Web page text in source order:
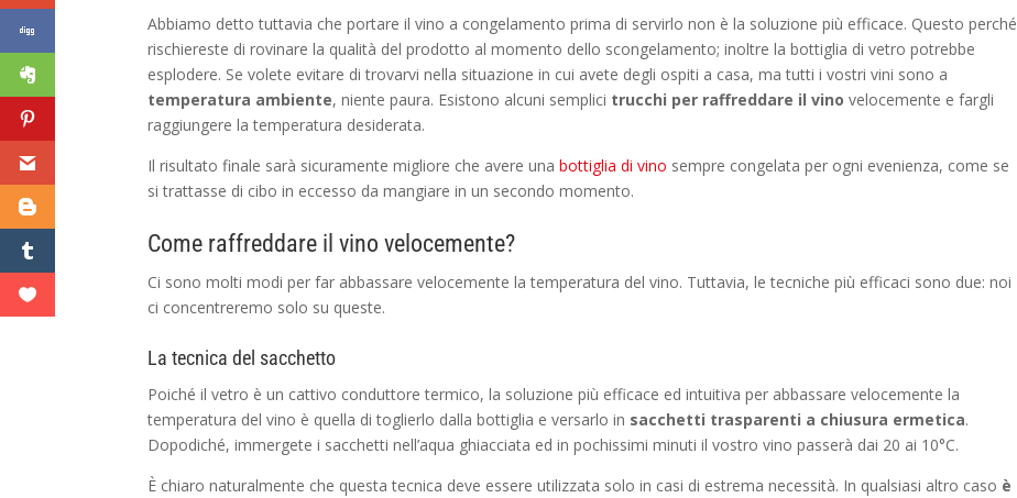
Abbiamo detto tuttavia che portare il vino a congelamento prima di servirlo non è la soluzione più efficace. Questo perché
rischiereste di rovinare la qualità del prodotto al momento dello scongelamento; inoltre la bottiglia di vetro potrebbe
esplodere. Se volete evitare di trovarvi nella situazione in cui avete degli ospiti a casa, ma tutti i vostri vini sono a
temperatura ambiente, niente paura. Esistono alcuni semplici trucchi per raffreddare il vino velocemente e fargli
raggiungere la temperatura desiderata.
Il risultato finale sarà sicuramente migliore che avere unabottiglia di vino sempre congelata per ogni evenienza, come se
si trattasse di cibo in eccesso da mangiare in un secondo momento.
Come raffreddare il vino velocemente?
Ci sono molti modi per far abbassare velocemente la temperatura del vino. Tuttavia, le tecniche più efficaci sono due: noi
ci concentreremo solo su queste.
La tecnica del sacchetto
Poiché il vetro è un cattivo conduttore termico, la soluzione più efficace ed intuitiva per abbassare velocemente la
temperatura del vino è quella di toglierlo dalla bottiglia e versarlo in sacchetti trasparenti a chiusura ermetica.
Dopodiché, immergete i sacchetti nell’aqua ghiacciata ed in pochissimi minuti il vostro vino passerà dai 20 ai 10°C.
È chiaro naturalmente che questa tecnica deve essere utilizzata solo in casi di estrema necessità. In qualsiasi altro caso è